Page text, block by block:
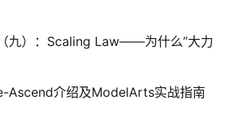
九）：Scaling Law——为什么”大力
Ascend介绍及ModelArts实战指南